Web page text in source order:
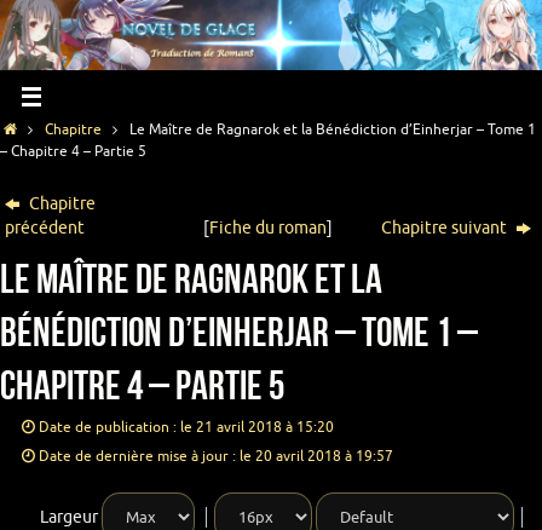
Chapitre
Le Maître de Ragnarok et la Bénédiction d’Einherjar – Tome 1
– Chapitre 4 – Partie 5
Chapitre
précédent
[Fiche du roman] Chapitre suivant
Le Maître de Ragnarok et la
Bénédiction d’Einherjar – Tome 1 –
Chapitre 4 – Partie 5
Date de publication : le 21 avril 2018 à 15:20
Date de dernière mise à jour : le 20 avril 2018 à 19:57
Largeur